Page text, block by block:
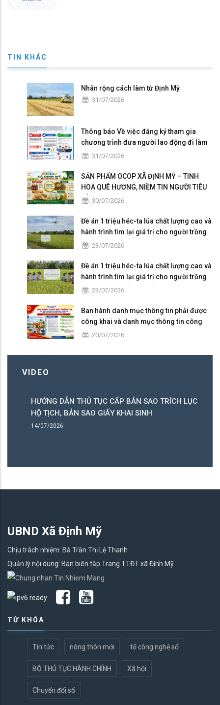
TIN KHÁC
Nhân rộng cách làm từ Định Mỹ
31/07/2026
Thông báo Về việc đăng ký tham gia
chương trình đưa người lao động đi làm
việc tại Nhật Bản theo hợp đồng
31/07/2026
SẢN PHẨM OCOP XÃ ĐỊNH MỸ – TINH
HOA QUÊ HƯƠNG, NIỀM TIN NGƯỜI TIÊU
DÙNG30/07/2026
Đề án 1 triệu héc-ta lúa chất lượng cao và
hành trình tìm lại giá trị cho người trồng
lúa 23/07/2026
Đề án 1 triệu héc-ta lúa chất lượng cao và
hành trình tìm lại giá trị cho người trồng
lúa 23/07/2026
Ban hành danh mục thông tin phải được
công khai và danh mục thông tin công
dân được tiếp cận có điều kiện
20/07/2026
VIDEO
HƯỚNG DẪN THỦ TỤC CẤP BẢN SAO TRÍCH LỤC
HỘ TỊCH, BẢN SAO GIẤY KHAI SINH
14/07/2026
UBND Xã Định Mỹ
Chịu trách nhiệm: Bà Trần Thị Lệ Thanh
Quản lý nội dung: Ban biên tập Trang TTĐT xã Định Mỹ
TỪ KHÓA
Tin tức nông thôn mới tổ công nghệ số
BỘ THỦ TỤC HÀNH CHÍNH Xã hội
Chuyển đổi số